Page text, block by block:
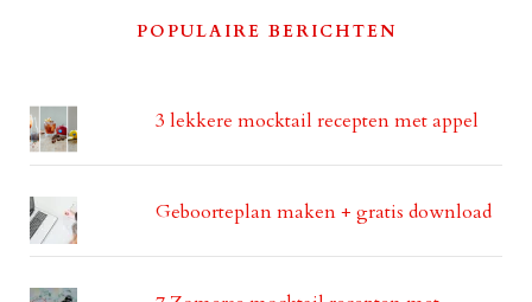
POPULAIRE BERICHTEN
3 lekkere mocktail recepten met appel
Geboorteplan maken + gratis download